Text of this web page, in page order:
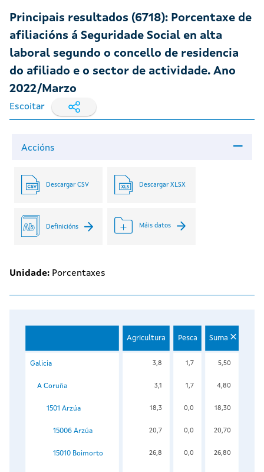
Principais resultados (6718): Porcentaxe de
afiliacións á Seguridade Social en alta
laboral segundo o concello de residencia
do afiliado e o sector de actividade. Ano
2022/Marzo
Escoitar
Accións
Descargar CSV Descargar XLSX
Definicións Máis datos
Unidade: Porcentaxes
Agricultura Pesca Suma
Galicia 3,8 1,7 5,50
A Coruña 3,1 1,7 4,80
1501 Arzúa 18,3 0,0 18,30
15006 Arzúa 20,7 0,0 20,70
15010 Boimorto 26,8 0,0 26,80